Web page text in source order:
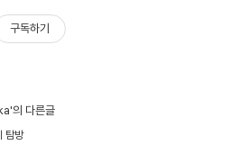
구독하기
의 다른글
탐방